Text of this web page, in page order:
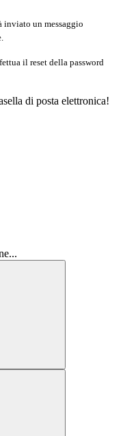
inviato un messaggio
il reset della password
di posta elettronica!